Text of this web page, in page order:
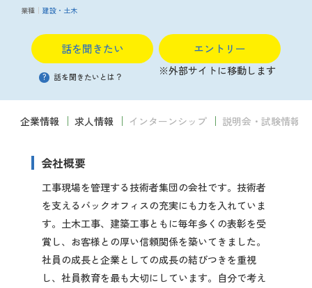
イベント
説明会
先輩社員の声
2028年3月卒業予定の方
ぐんま就活ナビについて
業種 建設・土木
話を聞きたい
? 話を聞きたいとは？
エントリー
※外部サイトに移動します
企業情報 求人情報 インターンシップ 説明会・試験情報
会社概要
工事現場を管理する技術者集団の会社です。技術者
を支えるバックオフィスの充実にも力を入れていま
す。土木工事、建築工事ともに毎年多くの表彰を受
賞し、お客様との厚い信頼関係を築いてきました。
社員の成長と企業としての成長の結びつきを重視
し、社員教育を最も大切にしています。自分で考え